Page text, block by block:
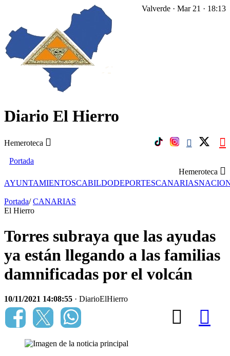
Diario El Hierro
Hemeroteca
Valverde · Mar 21 · 18:13
Portada
Hemeroteca
AYUNTAMIENTOSCABILDODEPORTESCANARIAS
Portada/ CANARIAS
El Hierro
Torres subraya que las ayudas
ya están llegando a las familias
damnificadas por el volcán
10/11/2021 14:08:55 · DiarioElHierro